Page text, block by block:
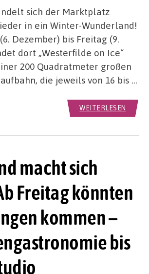
sich der Marktplatz
in ein Winter-Wunderland!
Dezember) bis Freitag (9.
dort „Westerfilde on Ice“
200 Quadratmeter großen
die jeweils von 16 bis …
WEITERLESEN
macht sich
Freitag könnten
kommen –
bis